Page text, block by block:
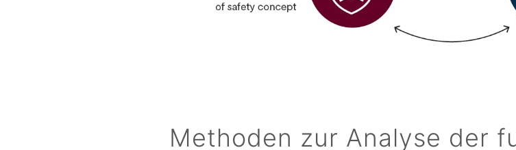
Methoden zur Analyse der